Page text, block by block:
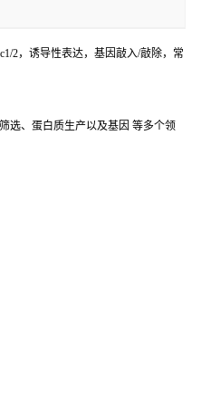
2，诱导性表达，基因敲入/敲除，常
选、蛋白质生产以及基因 等多个领